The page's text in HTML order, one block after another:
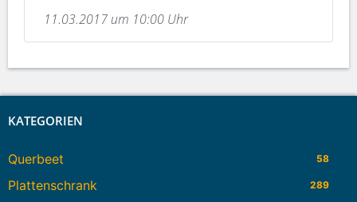
11.03.2017 um 10:00 Uhr
KATEGORIEN
Querbeet 58
Plattenschrank 289